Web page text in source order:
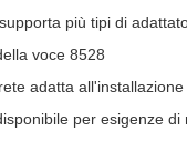
più tipi di
voce 8528
adatta
per esigenze